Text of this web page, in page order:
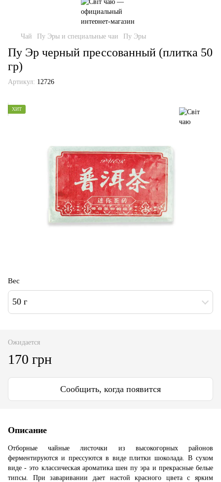
Чай Пу Эры и специальные чаи Пу Эры
Пу Эр черный прессованный (плитка 50
гр)
Артикул: 12726
ХИТ
Вес
50 г
Ожидается
170 грн
Сообщить, когда появится
Описание
Отборные чайные листочки из высокогорных районов
ферментируются и прессуются в виде плитки шоколада. В сухом
виде - это классическая ароматика шен пу эра и прекрасные белые
типсы. При заваривании дает настой красного цвета с ярким